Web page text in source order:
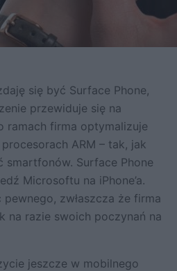
się być Surface Phone,
przewiduje się na
ramach firma optymalizuje
procesorach ARM – tak, jak
smartfonów. Surface Phone
Microsoftu na iPhone’a.
zwłaszcza że firma
na razie swoich poczynań na
jeszcze w mobilnego